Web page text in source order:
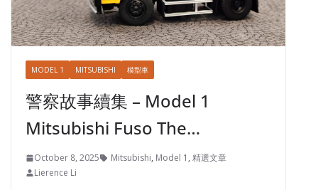
MODEL 1 MITSUBISHI 模型車
警察故事續集 – Model 1
Mitsubishi Fuso The…
October 8, 2025 Mitsubishi, Model 1 , 精選文章
Lierence Li